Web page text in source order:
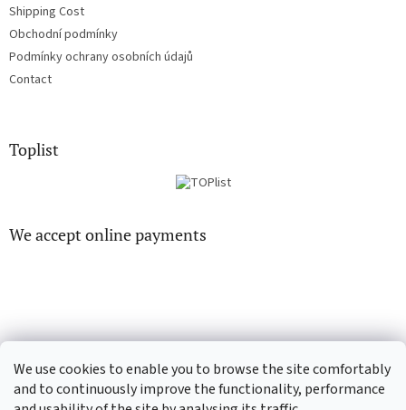
We use cookies to enable you to browse the site comfortably
and to continuously improve the functionality, performance
Shipping Cost
Obchodní podmínky
Podmínky ochrany osobních údajů
Contact
Toplist
We accept online payments